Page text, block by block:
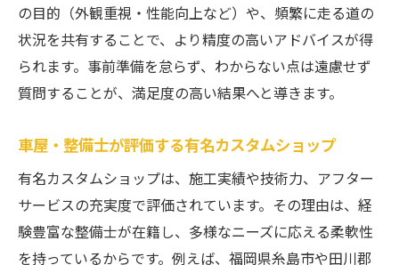
の目的（外観重視・性能向上など）や、頻繁に走る道の
状況を共有することで、より精度の高いアドバイスが得
られます。事前準備を怠らず、わからない点は遠慮せず
質問することが、満足度の高い結果へと導きます。
車屋・整備士が評価する有名カスタムショップ
有名カスタムショップは、施工実績や技術力、アフター
サービスの充実度で評価されています。その理由は、経
験豊富な整備士が在籍し、多様なニーズに応える柔軟性
を持っているからです。例えば、福岡県糸島市や田川郡